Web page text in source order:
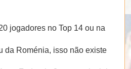
jogadores no Top 14 ou na
da Roménia, isso não existe